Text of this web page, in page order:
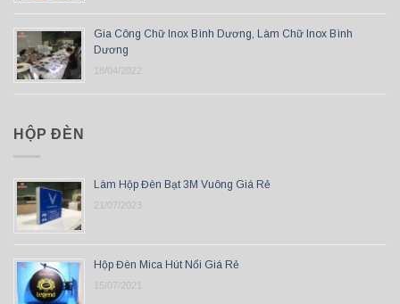
Gia Công Chữ Inox Bình Dương, Làm Chữ Inox Bình
Dương
18/04/2022
HỘP ĐÈN
Làm Hộp Đèn Bạt 3M Vuông Giá Rẻ
21/07/2023
Hộp Đèn Mica Hút Nổi Giá Rẻ
15/07/2021